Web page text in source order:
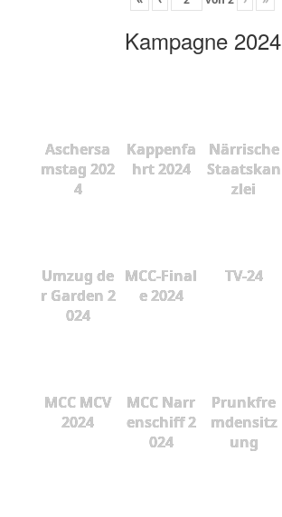
Kampagne 2024
Aschersa
mstag 202
4
Kappenfa
hrt 2024
Närrische
Staatskan
zlei
Umzug de
r Garden 2
024
MCC-Final
e 2024
TV-24
MCC MCV
2024
MCC Narr
enschiff 2
024
Prunkfre
mdensitz
ung